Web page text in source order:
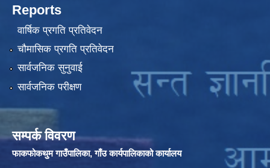
Reports
वार्षिक प्रगति प्रतिवेदन
चौमासिक प्रगति प्रतिवेदन
सार्वजनिक सुनुवाई
सार्वजनिक परीक्षण
सम्पर्क विवरण
फाकफोकथुम गाउँपालिका, गाँउ कार्यपालिकाको कार्यालय